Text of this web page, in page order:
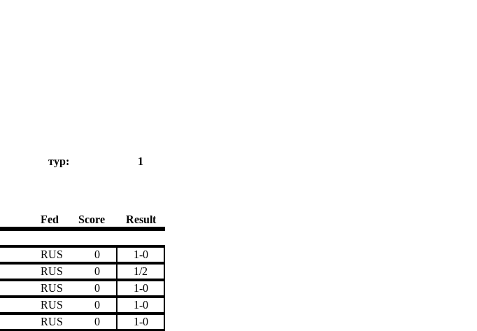
тур: 1
Fed Score Result
RUS 0
1-0
RUS 0
1/2
RUS 0
1-0
RUS 0
1-0
RUS 0 1-0